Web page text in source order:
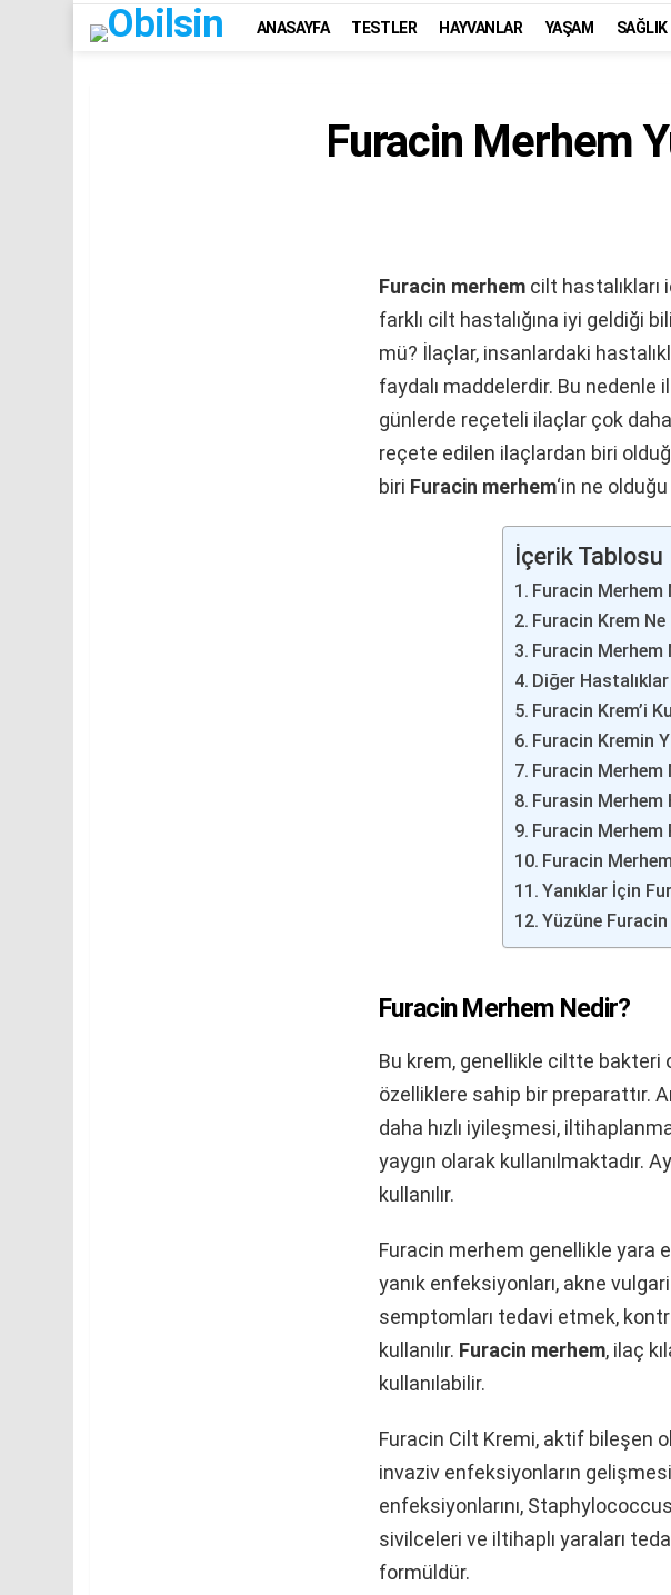
ANASAYFA TESTLER HAYVANLAR YAŞAM SAĞLIK
Furacin Merhem
Furacin merhem cilt hastalıkları
farklı cilt hastalığına iyi geldiği
mü? İlaçlar, insanlardaki
faydalı maddelerdir. Bu nedenle
günlerde reçeteli ilaçlar çok
reçete edilen ilaçlardan biri
biri Furacin merhem‘in ne olduğu
İçerik Tablosu
Furacin Merhem
Furacin Krem Ne
Furacin Merhem
Diğer Hastalıklar
Furacin Krem’i
Furacin Kremin
Furacin Merhem
Furasin Merhem
Furacin
Furacin Merhem
Yanıklar İçin
Yüzüne
Furacin Merhem Nedir?
Bu krem, genellikle ciltte bakteri
özelliklere sahip bir preparattır.
daha hızlı iyileşmesi,
yaygın olarak kullanılmaktadır.
kullanılır.
Furacin merhem genellikle yara
yanık enfeksiyonları, akne
semptomları tedavi etmek,
kullanılır. Furacin merhem, ilaç
kullanılabilir.
Furacin Cilt Kremi, aktif bileşen
invaziv enfeksiyonların
enfeksiyonlarını,
sivilceleri ve iltihaplı yaraları
formüldür.